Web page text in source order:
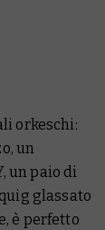
orkeschi:
un
un paio di
glassato
è perfetto